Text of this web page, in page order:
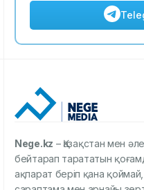
Nege.kz – Қазақстан мен
бейтарап тарататын
ақпарат беріп қана